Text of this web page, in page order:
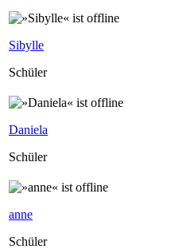
Sibylle
Schüler
Daniela
Schüler
anne
Schüler